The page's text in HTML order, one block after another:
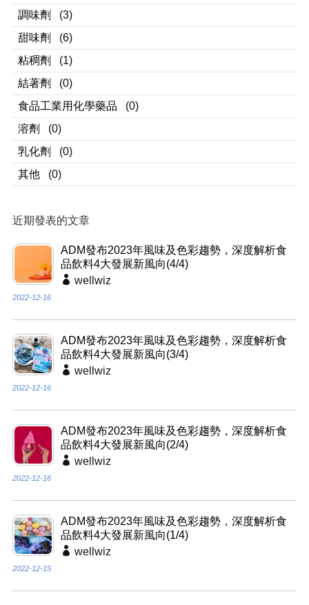
調味劑
(3)
甜味劑
(6)
粘稠劑
(1)
結著劑
(0)
食品工業用化學藥品
(0)
溶劑
(0)
乳化劑
(0)
其他
(0)
近期發表的文章
ADM發布2023年風味及色彩趨勢，深度解析食
品飲料4大發展新風向(4/4)
wellwiz
2022-12-16
ADM發布2023年風味及色彩趨勢，深度解析食
品飲料4大發展新風向(3/4)
wellwiz
2022-12-16
ADM發布2023年風味及色彩趨勢，深度解析食
品飲料4大發展新風向(2/4)
wellwiz
2022-12-16
ADM發布2023年風味及色彩趨勢，深度解析食
品飲料4大發展新風向(1/4)
wellwiz
2022-12-15